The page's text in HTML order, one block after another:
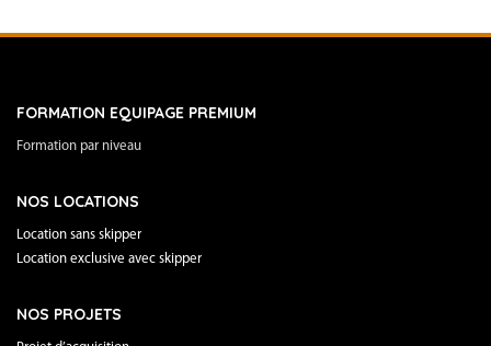
FORMATION EQUIPAGE PREMIUM
Formation par niveau
NOS LOCATIONS
Location sans skipper
Location exclusive avec skipper
NOS PROJETS